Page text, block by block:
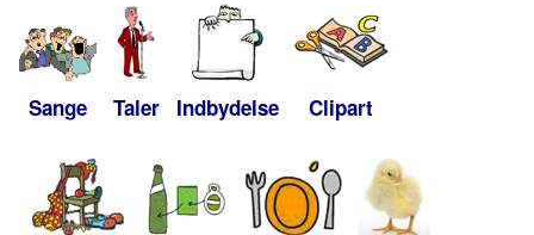
Sange Taler Indbydelse Clipart